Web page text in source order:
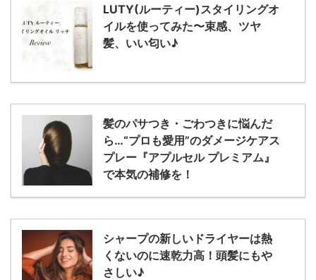
LUTY(ルーティー)スタイリングオ
イルを使ってみた〜束感、ツヤ
髪、いい匂い♪
髪のパサつき・ごわつきに悩んだ
ら…“プロも愛用”のダメージケアス
プレー『アプルセル プレミアム』
で本気の補修を！
シャープの新しいドライヤーは熱
くないのに速乾力高！頭髪にもや
さしい♪